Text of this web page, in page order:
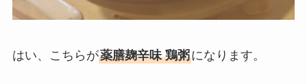
はい、こちらが薬膳麹辛味 鶏粥になります。